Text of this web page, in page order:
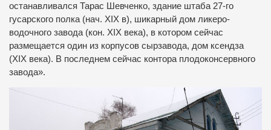
останавливался Тарас Шевченко, здание штаба 27-го
гусарского полка (нач. XIX в), шикарный дом ликеро-
водочного завода (кон. XIX века), в котором сейчас
размещается один из корпусов сырзавода, дом ксендза
(XIX века). В последнем сейчас контора плодоконсервного
завода».